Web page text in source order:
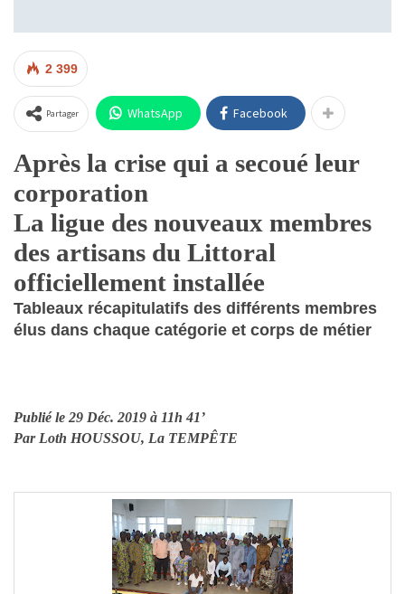
2 399
Partager WhatsApp Facebook
Après la crise qui a secoué leur
corporation
La ligue des nouveaux membres
des artisans du Littoral
officiellement installée
Tableaux récapitulatifs des différents membres
élus dans chaque catégorie et corps de métier
Publié le 29 Déc. 2019 à 11h 41’
Par Loth HOUSSOU, La TEMPÊTE